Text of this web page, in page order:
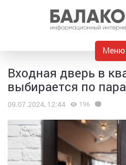
Меню
Входная дверь в
выбирается по
09.07.2024, 12:44 196